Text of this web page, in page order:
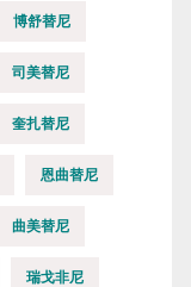
博舒替尼
司美替尼
奎扎替尼
恩曲替尼
曲美替尼
瑞戈非尼